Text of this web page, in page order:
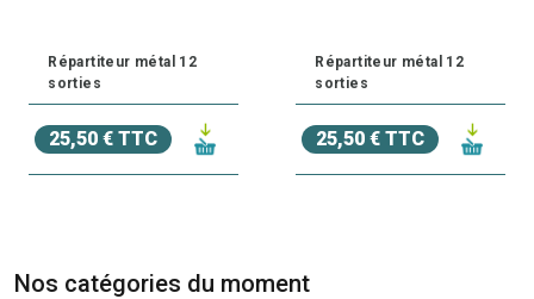
Répartiteur métal 12
sorties
25,50 € TTC
Répartiteur métal 12
sorties
25,50 € TTC
Nos catégories du moment